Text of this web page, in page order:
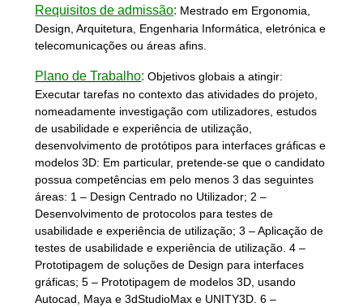
Requisitos de admissão: Mestrado em Ergonomia,
Design, Arquitetura, Engenharia Informática, eletrónica e
telecomunicações ou áreas afins.
Plano de Trabalho: Objetivos globais a atingir:
Executar tarefas no contexto das atividades do projeto,
nomeadamente investigação com utilizadores, estudos
de usabilidade e experiência de utilização,
desenvolvimento de protótipos para interfaces gráficas e
modelos 3D: Em particular, pretende-se que o candidato
possua competências em pelo menos 3 das seguintes
áreas: 1 – Design Centrado no Utilizador; 2 –
Desenvolvimento de protocolos para testes de
usabilidade e experiência de utilização; 3 – Aplicação de
testes de usabilidade e experiência de utilização. 4 –
Prototipagem de soluções de Design para interfaces
gráficas; 5 – Prototipagem de modelos 3D, usando
Autocad, Maya e 3dStudioMax e UNITY3D. 6 –